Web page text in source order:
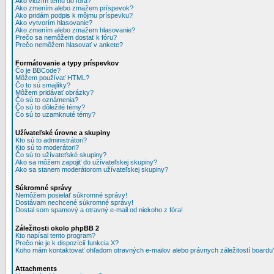
Ako zmením alebo zmažem príspevok?
Ako pridám podpis k môjmu príspevku?
Ako vytvorím hlasovanie?
Ako zmením alebo zmažem hlasovanie?
Prečo sa nemôžem dostať k fóru?
Prečo nemôžem hlasovať v ankete?
Formátovanie a typy príspevkov
Čo je BBCode?
Môžem používať HTML?
Čo to sú smajlíky?
Môžem pridávať obrázky?
Čo sú to oznámenia?
Čo sú to dôležité témy?
Čo sú to uzamknuté témy?
Užívateľské úrovne a skupiny
Kto sú to administrátori?
Kto sú to moderátori?
Čo sú to užívateťské skupiny?
Ako sa môžem zapojiť do užívateľskej skupiny?
Ako sa stanem moderátorom užívateľskej skupiny?
Súkromné správy
Nemôžem posielať súkromné správy!
Dostávam nechcené súkromné správy!
Dostal som spamový a otravný e-mail od niekoho z fóra!
Záležitosti okolo phpBB 2
Kto napísal tento program?
Prečo nie je k dispozícií funkcia X?
Koho mám kontaktovať ohľadom otravných e-mailov alebo právnych záležitostí
Attachments